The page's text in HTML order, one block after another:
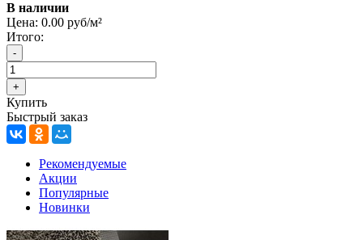
В наличии
Цена: 0.00 руб/м²
Итого:
Купить
Быстрый заказ
Рекомендуемые
Акции
Популярные
Новинки